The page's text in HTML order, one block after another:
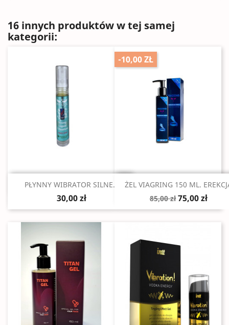
16 innych produktów w tej samej
kategorii:
Szybki podgląd
PŁYNNY WIBRATOR SILNE...
30,00 zł
Szybki podgląd
ŻEL VIAGRING 150 ML.
85,00 zł 75,00 zł
-10,00 ZŁ